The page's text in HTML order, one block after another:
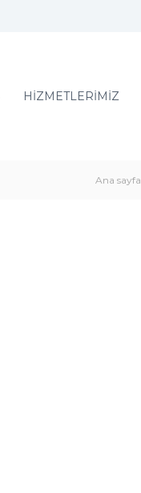
HİZMETLERİMİZ
Ana sayfa